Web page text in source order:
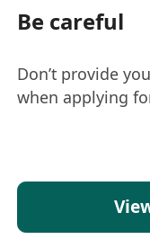
Be careful
Don’t provide
when applying